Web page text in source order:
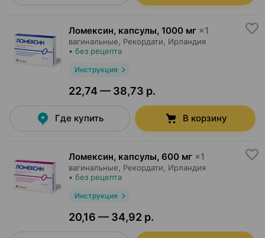
Ломексин, капсулы, 1000 мг ×1
вагинальные, Рекордати , Ирландия
• без рецепта
Инструкция
22,74 — 38,73 р.
Где купить В корзину
Ломексин, капсулы, 600 мг ×1
вагинальные, Рекордати , Ирландия
• без рецепта
Инструкция
20,16 — 34,92 р.